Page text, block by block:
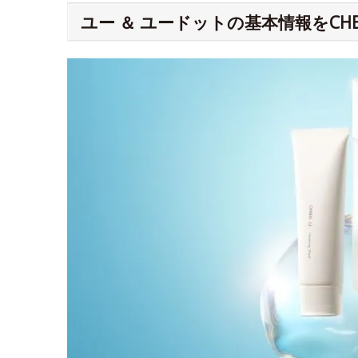
ユー ＆ ユードットの基本情報を